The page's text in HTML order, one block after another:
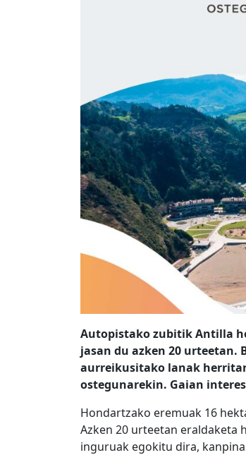
Autopistako zubitik Antilla
jasan du azken 20
aurreikusitako lanak
ostegunarekin. Gaian
Hondartzako eremuak 16
Azken 20 urteetan eraldaketa
inguruak egokitu dira,